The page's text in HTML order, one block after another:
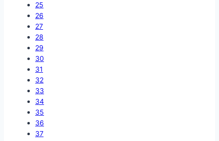
25
26
27
28
29
30
31
32
33
34
35
36
37